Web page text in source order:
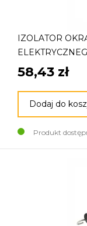
IZOLATOR
58,43 zł
Dodaj do
Produkt